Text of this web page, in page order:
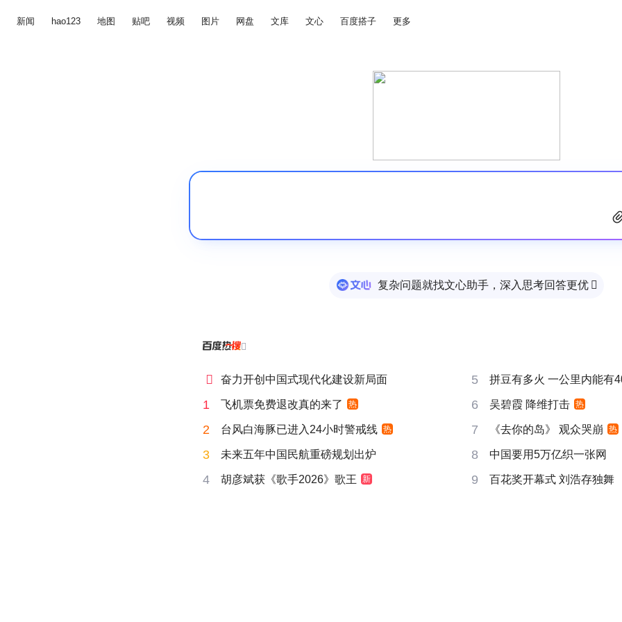
新闻 hao123 地图 贴吧 视频 图片 网盘 文库 文心 百度搭子 更多
复杂问题就找文心助手，深入思考回答更优 

 奋力开创中国式现代化建设新局面 5 拼豆有多火 一公里内能有
1 飞机票免费退改真的来了 热 6 吴碧霞 降维打击 热
2 台风白海豚已进入24小时警戒线 热 7 《去你的岛》 观众哭崩 热
3 未来五年中国民航重磅规划出炉 8 中国要用5万亿织一张网
4 胡彦斌获《歌手2026》歌王 新 9 百花奖开幕式 刘浩存独舞